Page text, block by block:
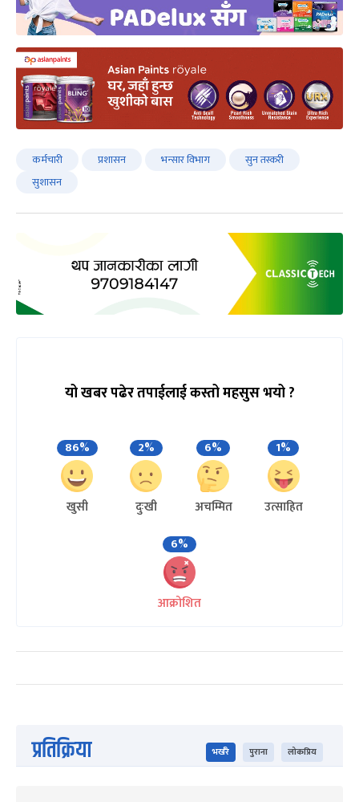
कर्मचारी प्रशासन भन्सार विभाग
सुन तस्करी
सुशासन
यो खबर पढेर तपाईलाई कस्तो महसुस भयो ?
86%
खुसी
2%
दुःखी
6%
अचम्मित
1%
उत्साहित
6%
आक्रोशित
प्रतिक्रिया भर्खरै पुराना लोकप्रिय